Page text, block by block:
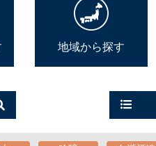
地域から探す